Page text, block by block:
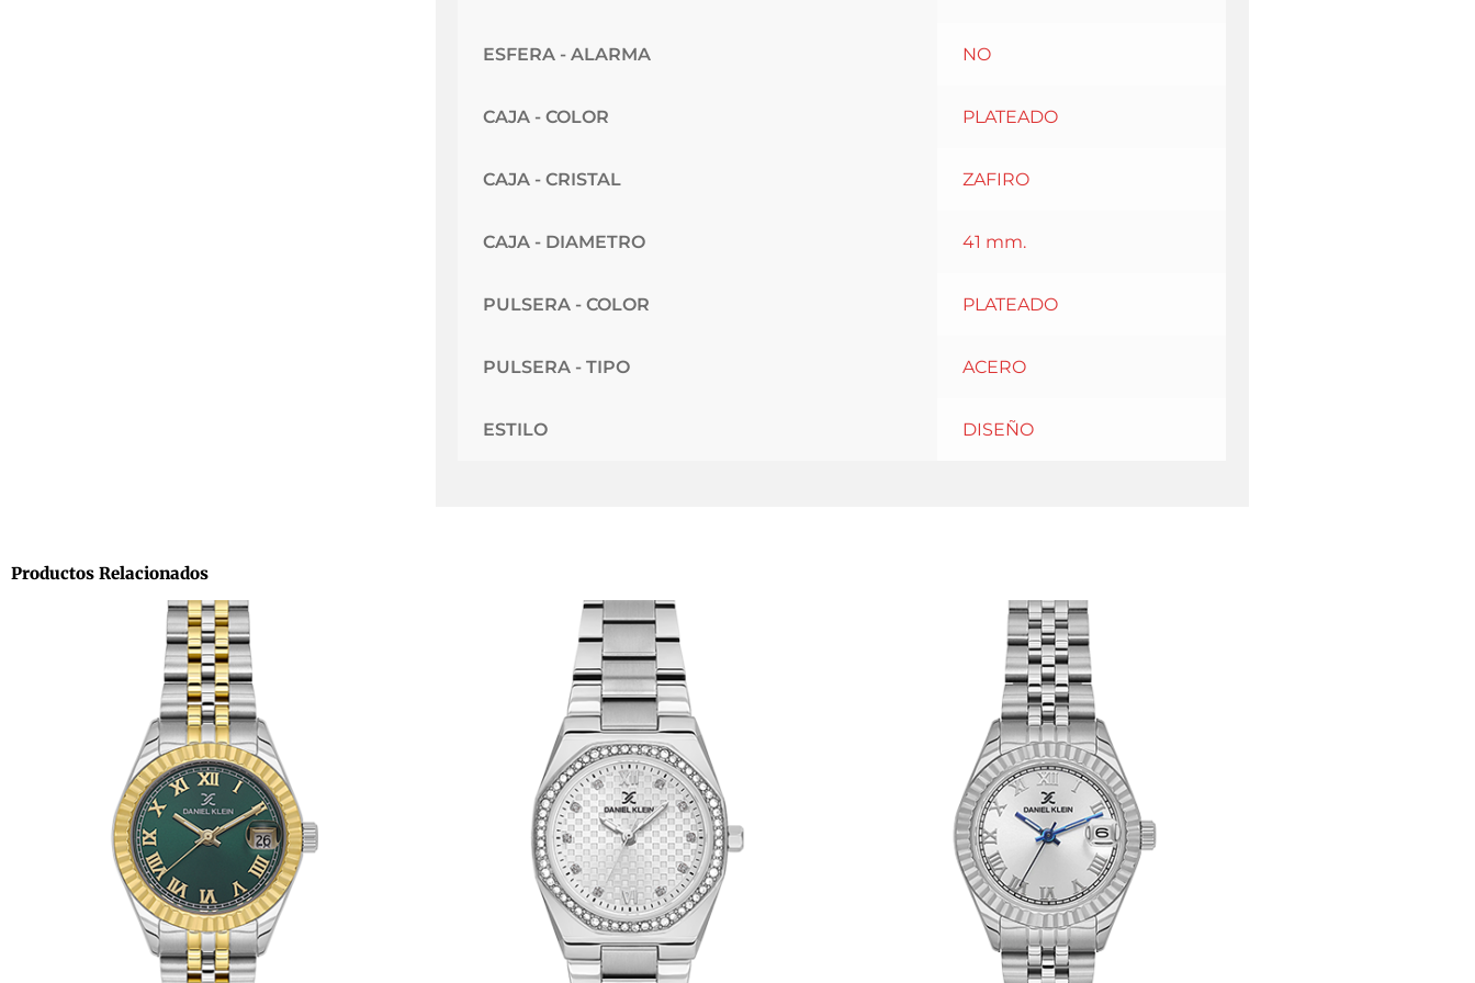
ESFERA - ALARMA NO
CAJA - COLOR PLATEADO
CAJA - CRISTAL ZAFIRO
CAJA - DIAMETRO 41 mm.
PULSERA - COLOR PLATEADO
PULSERA - TIPO ACERO
ESTILO DISEÑO
Productos Relacionados